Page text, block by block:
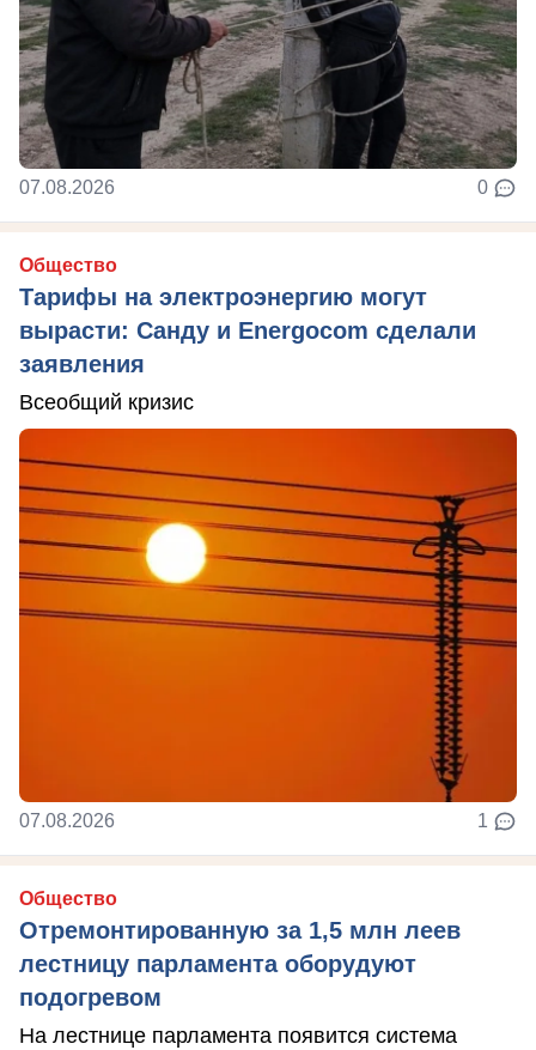
07.08.2026 0
Общество
Тарифы на электроэнергию могут
вырасти: Санду и Energocom сделали
заявления
Всеобщий кризис
07.08.2026 1
Общество
Отремонтированную за 1,5 млн леев
лестницу парламента оборудуют
подогревом
На лестнице парламента появится система